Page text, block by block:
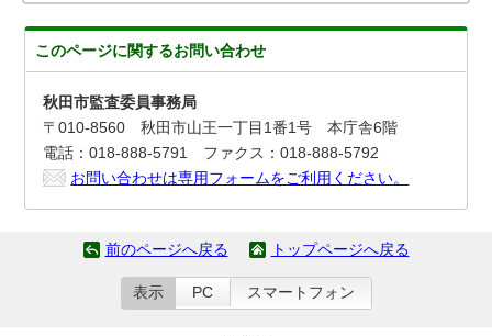
このページに関するお問い合わせ
秋田市監査委員事務局
〒010-8560 秋田市山王一丁目1番1号 本庁舎6階
電話：018-888-5791 ファクス：018-888-5792
お問い合わせは専用フォームをご利用ください。
前のページへ戻る トップページへ戻る
表示 PC スマートフォン